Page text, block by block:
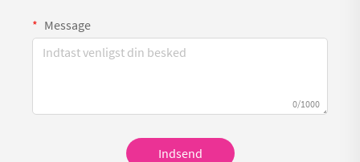
Message
0/1000
Indsend